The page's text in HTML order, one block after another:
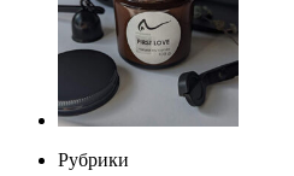
Рубрики